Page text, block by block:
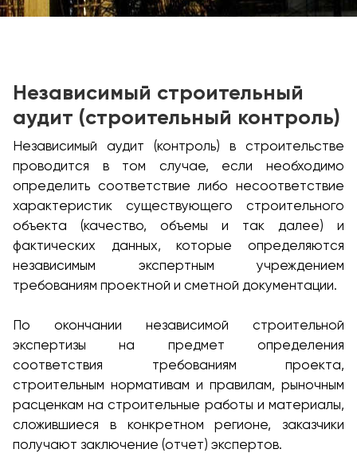
Независимый строительный
аудит (строительный контроль)
Независимый аудит (контроль) в строительстве
проводится в том случае, если необходимо
определить соответствие либо несоответствие
характеристик существующего строительного
объекта (качество, объемы и так далее) и
фактических данных, которые определяются
независимым экспертным учреждением
требованиям проектной и сметной документации.
По окончании независимой строительной
экспертизы на предмет определения
соответствия требованиям проекта,
строительным нормативам и правилам, рыночным
расценкам на строительные работы и материалы,
сложившиеся в конкретном регионе, заказчики
получают заключение (отчет) экспертов.